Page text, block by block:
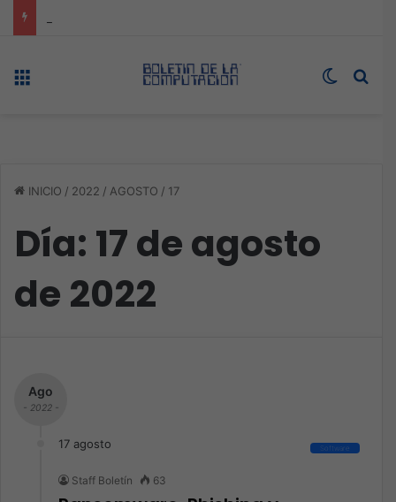
Switch
INICIO / 2022 / AGOSTO / 17
Día: 17 de agosto
de 2022
Ago
- 2022 -
17 agosto Software
Staff Boletín 63